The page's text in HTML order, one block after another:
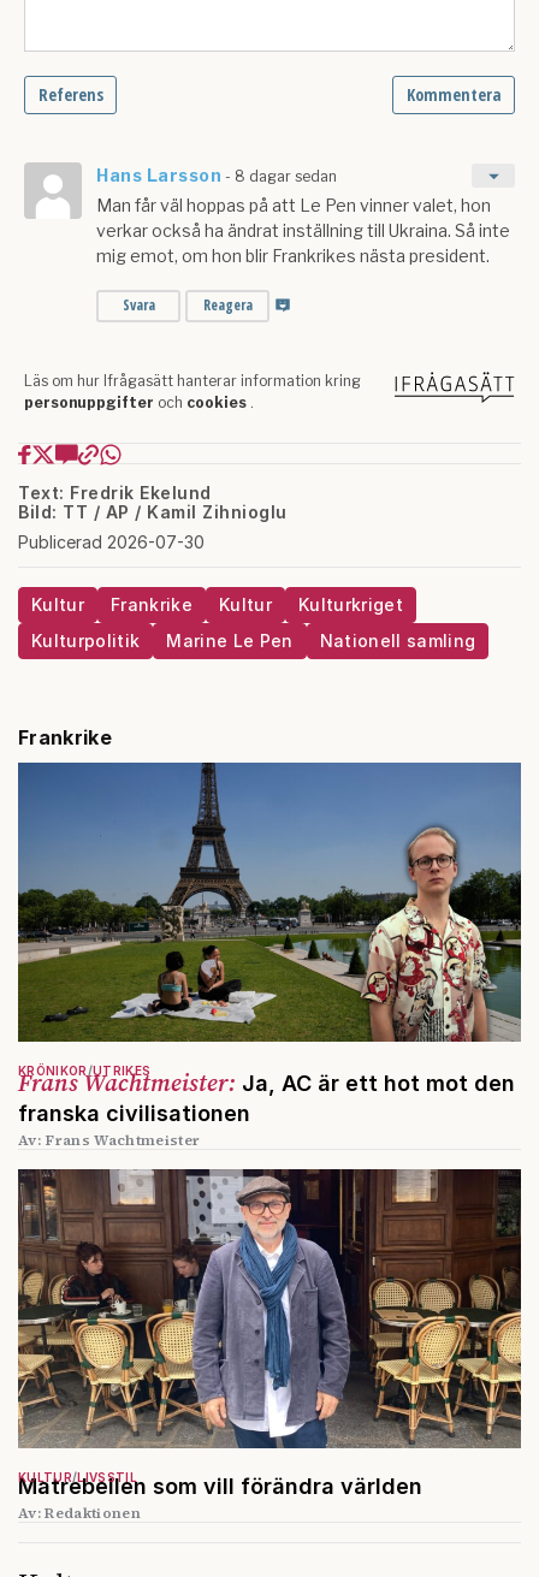
Text: Fredrik Ekelund
Bild: TT / AP / Kamil Zihnioglu
Publicerad 2026-07-30
Kultur Frankrike Kultur
Kulturkriget
Kulturpolitik
Marine Le Pen Nationell samling
Frankrike
Frans Wachtmeister: Ja, AC är ett hot mot den
franska civilisationen
KRÖNIKOR UTRIKES
Av: Frans Wachtmeister
Matrebellen som vill förändra världen
KULTUR LIVSSTIL
Av: Redaktionen